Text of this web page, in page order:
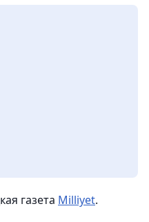
газета Milliyet.